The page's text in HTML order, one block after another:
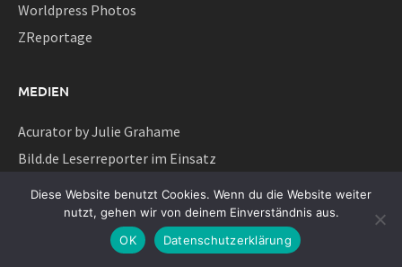
Worldpress Photos
ZReportage
MEDIEN
Acurator by Julie Grahame
Bild.de Leserreporter im Einsatz
Burnmagazine
Complexity in a Frame
Damian Zimmermann
Diese Website benutzt Cookies. Wenn du die Website weiter
nutzt, gehen wir von deinem Einverständnis aus.
OK
Datenschutzerklärung